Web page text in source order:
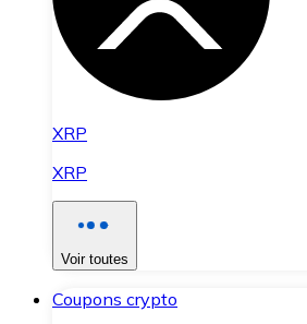
XRP
XRP
Voir toutes
Coupons crypto